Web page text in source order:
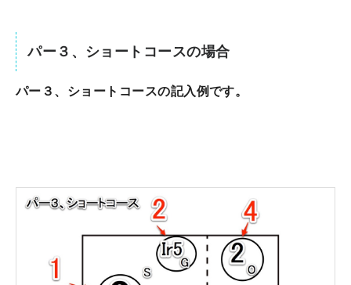
パー３、ショートコースの場合
パー３、ショートコースの記入例です。